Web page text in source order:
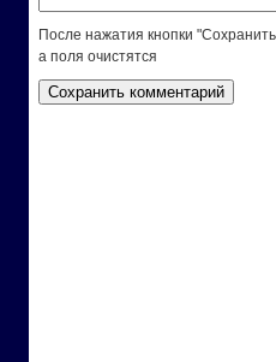
После нажатия кнопки
а поля очистятся